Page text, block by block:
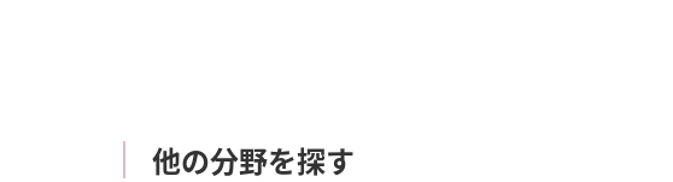
他の分野を探す